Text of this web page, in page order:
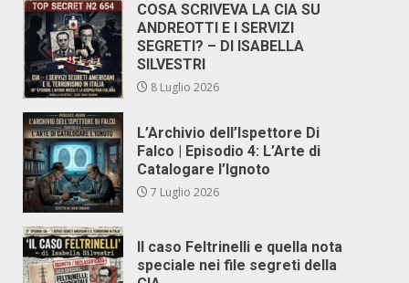
COSA SCRIVEVA LA CIA SU
ANDREOTTI E I SERVIZI
SEGRETI? – DI ISABELLA
SILVESTRI
8 Luglio 2026
L’Archivio dell’Ispettore Di
Falco | Episodio 4: L’Arte di
Catalogare l’Ignoto
7 Luglio 2026
Il caso Feltrinelli e quella nota
speciale nei file segreti della